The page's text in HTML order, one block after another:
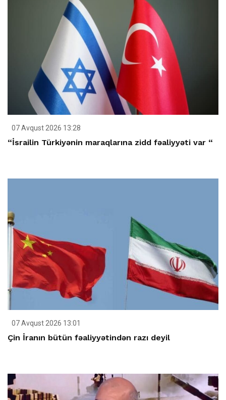
07 Avqust 2026 13:28
“İsrailin Türkiyənin maraqlarına zidd fəaliyyəti var “
07 Avqust 2026 13:01
Çin İranın bütün fəaliyyətindən razı deyil